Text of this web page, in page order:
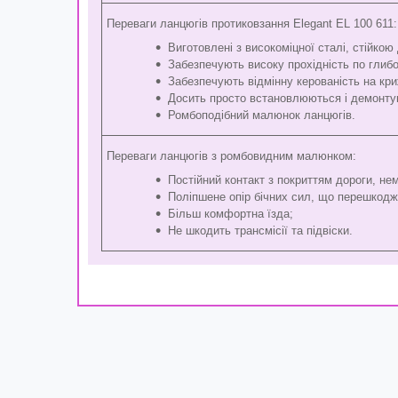
Переваги ланцюгів протиковзання Elegant EL 100 611:
Виготовлені з високоміцної сталі,
Забезпечують високу прохідність по
Забезпечують відмінну керованість на
Досить просто встановлюються і
Ромбоподібний малюнок ланцюгів.
Переваги ланцюгів з ромбовидним малюнком:
Постійний контакт з покриттям дороги,
Поліпшене опір бічних сил, що
Більш комфортна їзда;
Не шкодить трансмісії та підвіски.